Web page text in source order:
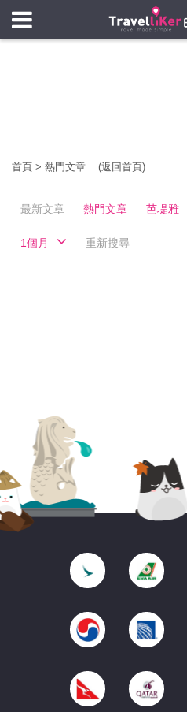
首頁 > 熱門文章 (返回首頁)
最新文章 熱門文章 芭堤雅
1個月 重新搜尋